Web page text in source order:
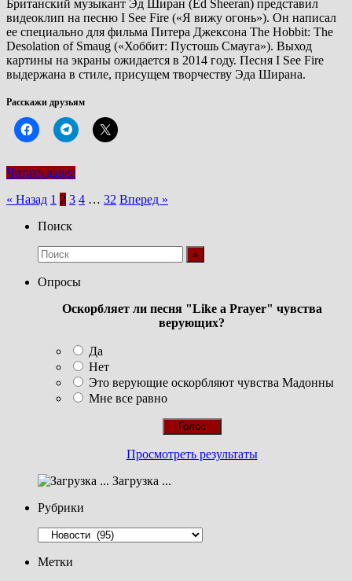
Британский музыкант Эд Ширан (Ed Sheeran) представил
видеоклип на песню I See Fire («Я вижу огонь»). Он написал
ее специально для фильма Питера Джексона The Hobbit: The
Desolation of Smaug («Хоббит: Пустошь Смауга»). Выход
картины на экраны ожидается в 2014 году. Песня I See Fire
выдержана в стиле, присущем творчеству Эда Ширана.
Расскажи друзьям
Читать далее
Пагинация
записей
« Назад 1 2 3 4 … 32 Вперед »
Поиск
Опросы
Оскорбляет ли песня "Like a Prayer" чувства
верующих?
Да
Нет
Это верующие оскорбляют чувства Мадонны
Мне все равно
Просмотреть результаты
Загрузка ...
Рубрики
Рубрики
Метки